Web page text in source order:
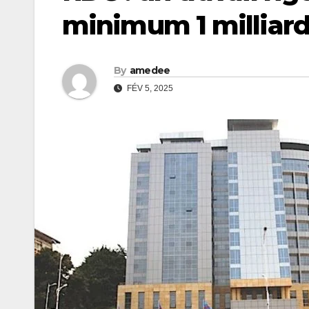
minimum 1
By amedee
FÉV 5, 2025